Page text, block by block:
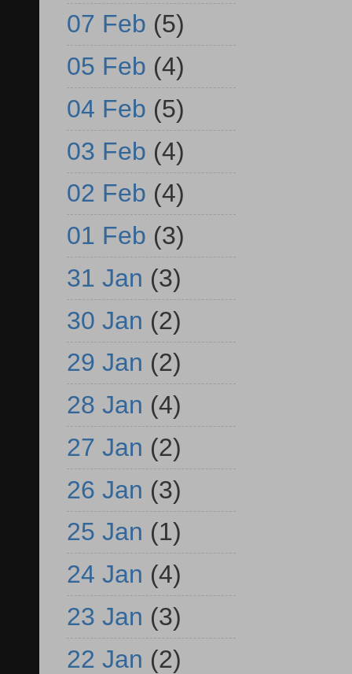
07 Feb (5)
05 Feb (4)
04 Feb (5)
03 Feb (4)
02 Feb (4)
01 Feb (3)
31 Jan (3)
30 Jan (2)
29 Jan (2)
28 Jan (4)
27 Jan (2)
26 Jan (3)
25 Jan (1)
24 Jan (4)
23 Jan (3)
22 Jan (2)